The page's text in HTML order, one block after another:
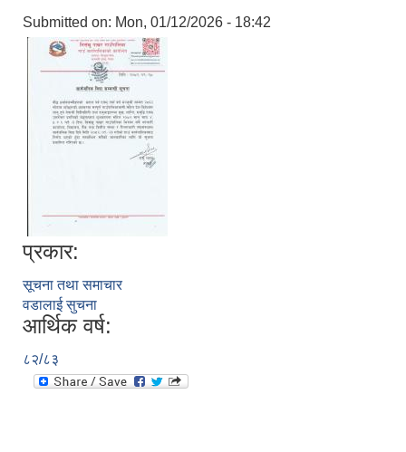
Submitted on: Mon, 01/12/2026 - 18:42
प्रकार:
सूचना तथा समाचार
वडालाई सुचना
आर्थिक वर्ष:
८२/८३